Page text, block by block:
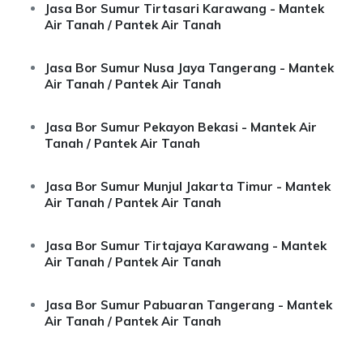
Jasa Bor Sumur Tirtasari Karawang - Mantek
Air Tanah / Pantek Air Tanah
Jasa Bor Sumur Nusa Jaya Tangerang - Mantek
Air Tanah / Pantek Air Tanah
Jasa Bor Sumur Pekayon Bekasi - Mantek Air
Tanah / Pantek Air Tanah
Jasa Bor Sumur Munjul Jakarta Timur - Mantek
Air Tanah / Pantek Air Tanah
Jasa Bor Sumur Tirtajaya Karawang - Mantek
Air Tanah / Pantek Air Tanah
Jasa Bor Sumur Pabuaran Tangerang - Mantek
Air Tanah / Pantek Air Tanah